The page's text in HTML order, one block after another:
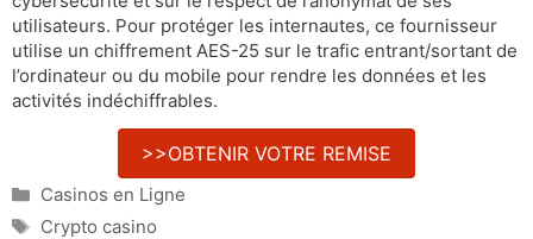
utilisateurs. Pour protéger les internautes, ce fournisseur
utilise un chiffrement AES-25 sur le trafic entrant/sortant de
l’ordinateur ou du mobile pour rendre les données et les
activités indéchiffrables.
>>OBTENIR VOTRE REMISE
Catégories
Casinos en Ligne
Étiquettes
Crypto casino